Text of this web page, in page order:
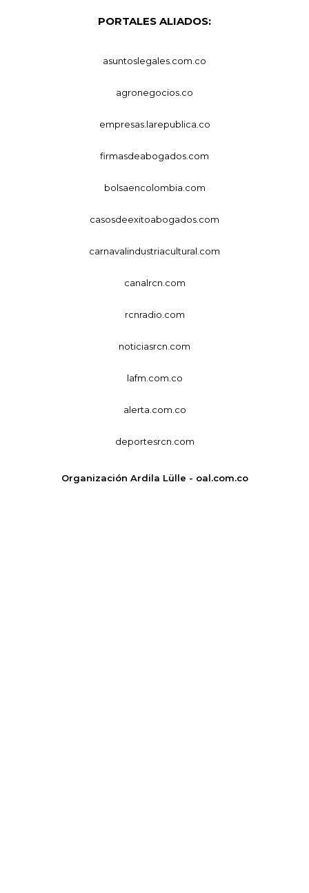
PORTALES ALIADOS:
asuntoslegales.com.co
agronegocios.co
empresas.larepublica.co
firmasdeabogados.com
bolsaencolombia.com
casosdeexitoabogados.com
carnavalindustriacultural.com
canalrcn.com
rcnradio.com
noticiasrcn.com
lafm.com.co
alerta.com.co
deportesrcn.com
Organización Ardila Lülle - oal.com.co